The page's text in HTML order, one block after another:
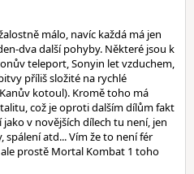
málo, navíc každá má jen
dva další pohyby. Některé jsou k
teleport, Sonyin let vzduchem,
příliš složité na rychlé
kotoul). Kromě toho má
což je oproti dalším dílům fakt
v novějších dílech tu není, jen
atd... Vím že to není fér
prostě Mortal Kombat 1 toho